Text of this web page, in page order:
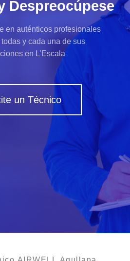
Despreocúpese
en auténticos profesionales
y cada una de sus
en L’Escala
un Técnico